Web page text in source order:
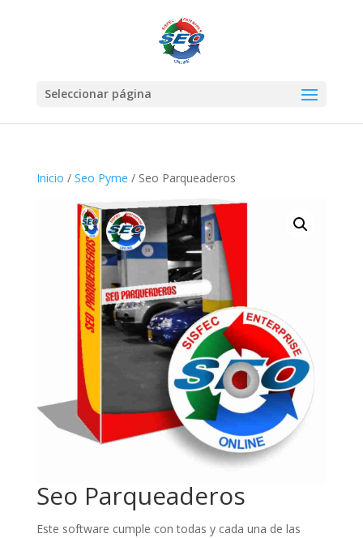
Seleccionar página
Inicio / Seo Pyme / Seo Parqueaderos
Seo Parqueaderos
Este software cumple con todas y cada una de las